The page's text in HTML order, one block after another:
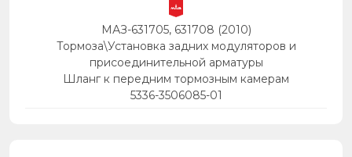
МАЗ-631705, 631708 (2010)
Тормоза\Установка задних модуляторов и
присоединительной арматуры
Шланг к передним тормозным камерам
5336-3506085-01